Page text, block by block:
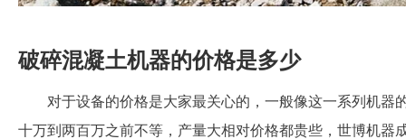
破碎混凝土机器的价格是多少
对于设备的价格是大家最关心的，一般像这一系列机器
十万到两百万之前不等，产量大相对价格都贵些，世博机器